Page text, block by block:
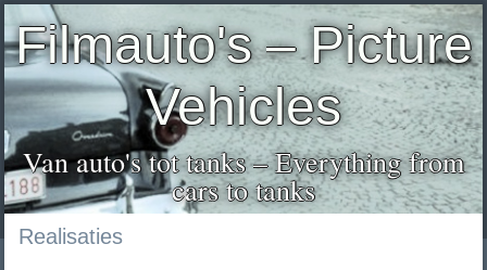
Filmauto's – Picture
Vehicles
Van auto's tot tanks – Everything from
cars to tanks
Realisaties